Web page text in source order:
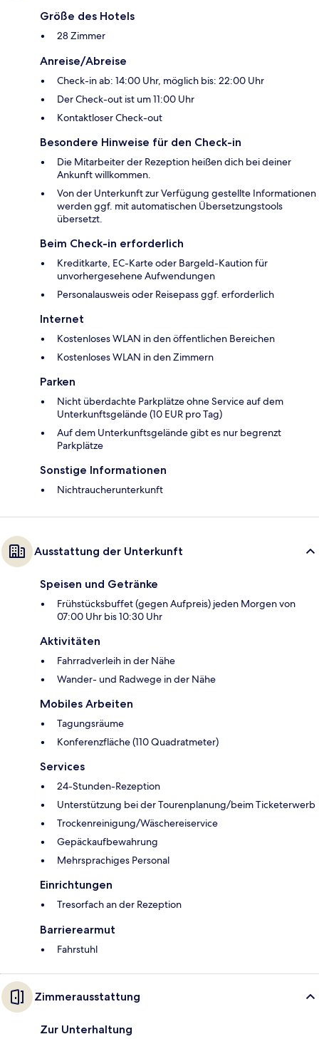
Größe des Hotels
28 Zimmer
Anreise/Abreise
Check-in ab: 14:00 Uhr, möglich bis: 22:00 Uhr
Der Check-out ist um 11:00 Uhr
Kontaktloser Check-out
Besondere Hinweise für den Check-in
Die Mitarbeiter der Rezeption heißen dich bei deiner
Ankunft willkommen.
Von der Unterkunft zur Verfügung gestellte Informationen
werden ggf. mit automatischen Übersetzungstools
übersetzt.
Beim Check-in erforderlich
Kreditkarte, EC-Karte oder Bargeld-Kaution für
unvorhergesehene Aufwendungen
Personalausweis oder Reisepass ggf. erforderlich
Internet
Kostenloses WLAN in den öffentlichen Bereichen
Kostenloses WLAN in den Zimmern
Parken
Nicht überdachte Parkplätze ohne Service auf dem
Unterkunftsgelände (10 EUR pro Tag)
Auf dem Unterkunftsgelände gibt es nur begrenzt
Parkplätze
Sonstige Informationen
Nichtraucherunterkunft
Ausstattung der Unterkunft
Speisen und Getränke
Frühstücksbuffet (gegen Aufpreis) jeden Morgen von
07:00 Uhr bis 10:30 Uhr
Aktivitäten
Fahrradverleih in der Nähe
Wander- und Radwege in der Nähe
Mobiles Arbeiten
Tagungsräume
Konferenzfläche (110 Quadratmeter)
Services
24-Stunden-Rezeption
Unterstützung bei der Tourenplanung/beim Ticketerwerb
Trockenreinigung/Wäschereiservice
Gepäckaufbewahrung
Mehrsprachiges Personal
Einrichtungen
Tresorfach an der Rezeption
Barrierearmut
Fahrstuhl
Zimmerausstattung
Zur Unterhaltung